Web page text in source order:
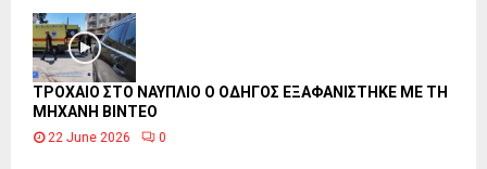
ΤΡΟΧΑΙΟ ΣΤΟ ΝΑΥΠΛΙΟ Ο ΟΔΗΓΟΣ ΕΞΑΦΑΝΙΣΤΗΚΕ ΜΕ ΤΗ
ΜΗΧΑΝΗ ΒΙΝΤΕΟ
22 June 2026 0